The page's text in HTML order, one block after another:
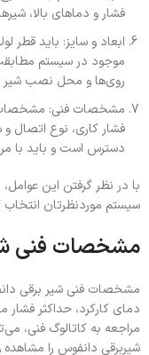
فشار و دماهای بالا،
ابعاد و سایز: باید قطر
موجود در سیستم
روی‌ها و محل نصب شیر
مشخصات فنی: مشخصات
فشار کاری، نوع اتصال و
دسترس است و باید با
با در نظر گرفتن این
سیستم موردنظرتان انتخاب
مشخصات فنی
مشخصات فنی شیر برقی
دمای کارکرد، حداکثر فشار
مراجعه به کاتالوگ فنی،
شیربرقی دانفوس را